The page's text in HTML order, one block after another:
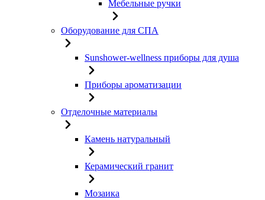
Мебельные ручки
Оборудование для СПА
Sunshower-wellness приборы для душа
Приборы ароматизации
Отделочные материалы
Камень натуральный
Керамический гранит
Мозаика